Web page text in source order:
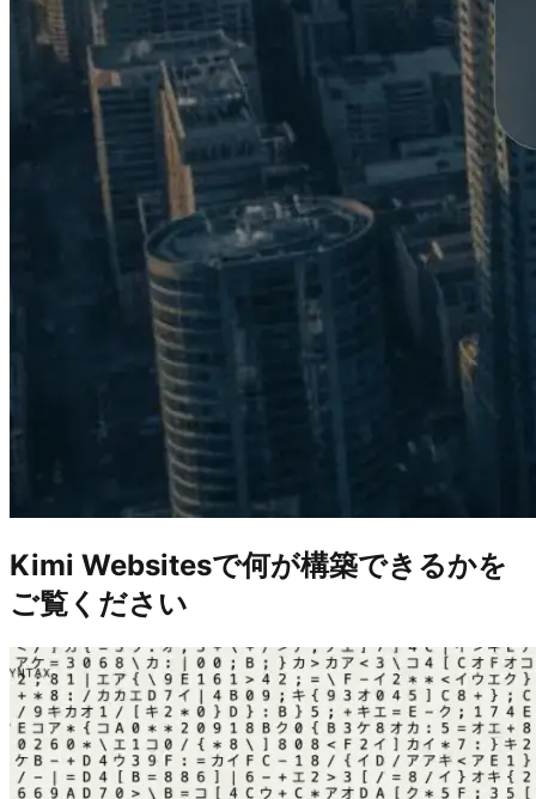
Kimi Websitesで何が構築できるかを
ご覧ください